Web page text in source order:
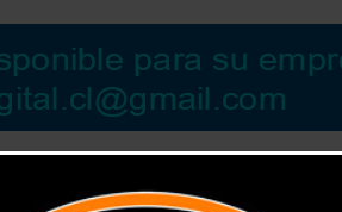
el covid-19 en la región de Valparaíso